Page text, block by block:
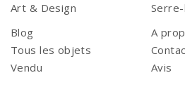
Art & Design
Blog
Tous les objets
Vendu
A
Avis